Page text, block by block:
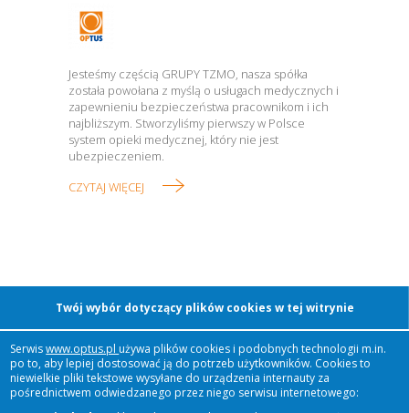
Jesteśmy częścią GRUPY TZMO, nasza spółka
została powołana z myślą o usługach medycznych i
zapewnieniu bezpieczeństwa pracownikom i ich
najbliższym. Stworzyliśmy pierwszy w Polsce
system opieki medycznej, który nie jest
ubezpieczeniem.
CZYTAJ WIĘCEJ
O GRUPIE TZMO
Dziś GRUPA TZMO to ponad 50 spółek w 18
krajach. Nasze produkty docierają do 1/3 ludności
świata. Chcemy dostarczać naszym klientom
Twój wybór dotyczący plików cookies w tej witrynie
Serwiswww.optus.pl używa plików cookies i podobnych technologii m.in.
po to, aby lepiej dostosować ją do potrzeb użytkowników. Cookies to
niewielkie pliki tekstowe wysyłane do urządzenia internauty za
pośrednictwem odwiedzanego przez niego serwisu internetowego: